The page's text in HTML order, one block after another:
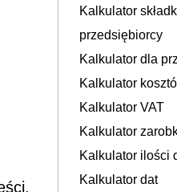
Kalkulator
przedsiębiorcy
Kalkulator dla
Kalkulator
Kalkulator VAT
Kalkulator
Kalkulator ilości
Kalkulator dat